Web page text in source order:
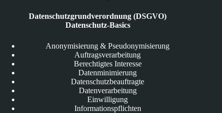
Datenschutzgrundverordnung (DSGVO)
Datenschutz-Basics
Anonymisierung & Pseudonymisierung
Auftragsverarbeitung
Berechtigtes Interesse
Datenminimierung
Datenschutzbeauftragte
Datenverarbeitung
Einwilligung
Informationspflichten